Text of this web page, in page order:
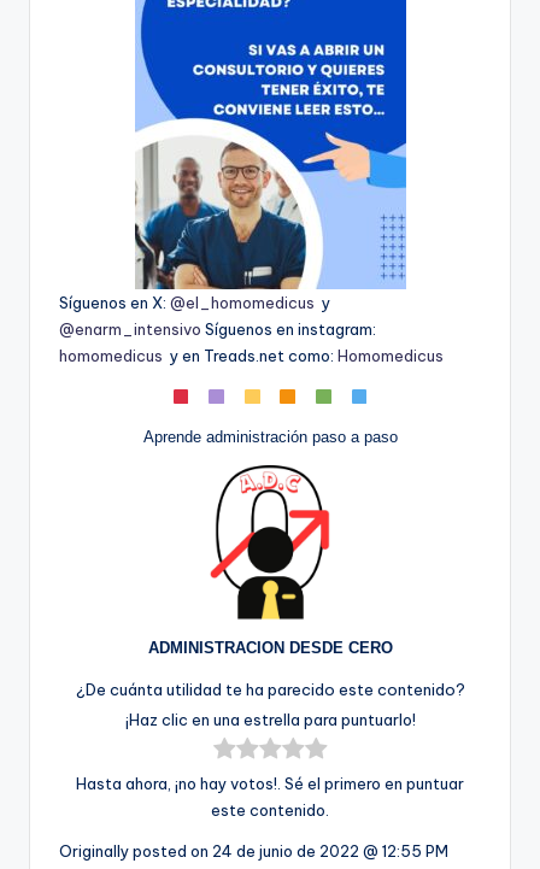
Síguenos en X: @el_homomedicus y
@enarm_intensivo Síguenos en instagram:
homomedicus y en Treads.net como: Homomedicus
Aprende administración paso a paso
ADMINISTRACION DESDE CERO
¿De cuánta utilidad te ha parecido este contenido?
¡Haz clic en una estrella para puntuarlo!
Hasta ahora, ¡no hay votos!. Sé el primero en puntuar
este contenido.
Originally posted on 24 de junio de 2022 @ 12:55 PM